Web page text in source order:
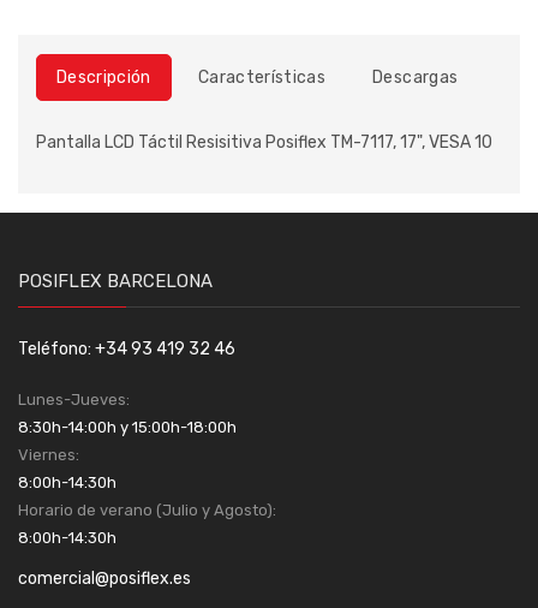
Descripción Características Descargas
Pantalla LCD Táctil Resisitiva Posiflex TM-7117, 17", VESA 10
POSIFLEX BARCELONA
Teléfono: +34 93 419 32 46
Lunes-Jueves:
8:30h-14:00h y 15:00h-18:00h
Viernes:
8:00h-14:30h
Horario de verano (Julio y Agosto):
8:00h-14:30h
comercial@posiflex.es